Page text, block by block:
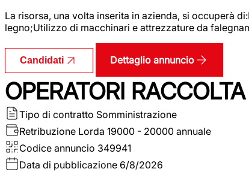
La risorsa, una volta inserita in azienda, si occuperà
legno;Utilizzo di macchinari e attrezzature da
Candidati Dettaglio annuncio
OPERATORI
Tipo di contratto Somministrazione
Retribuzione Lorda 19000 - 20000 annuale
Codice annuncio 349941
Data di pubblicazione 6/8/2026